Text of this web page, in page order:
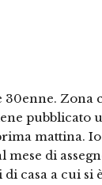
Zona
mattina.
mese di
casa a cui si